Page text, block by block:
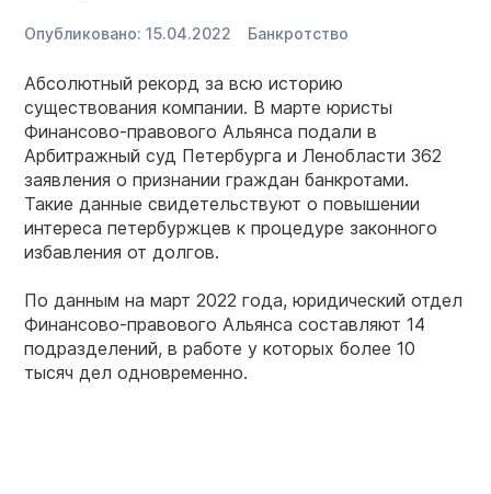
Опубликовано: 15.04.2022 Банкротство
Абсолютный рекорд за всю историю
существования компании. В марте юристы
Финансово-правового Альянса подали в
Арбитражный суд Петербурга и Ленобласти 362
заявления о признании граждан банкротами.
Такие данные свидетельствуют о повышении
интереса петербуржцев к процедуре законного
избавления от долгов.
По данным на март 2022 года, юридический отдел
Финансово-правового Альянса составляют 14
подразделений, в работе у которых более 10
тысяч дел одновременно.